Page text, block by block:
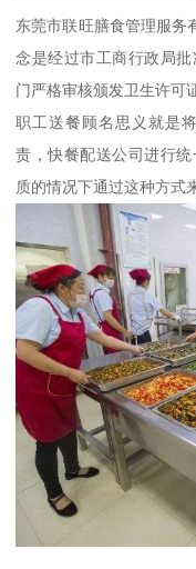
东莞市联旺膳食管理服务
念是经过市工商行政局
门严格审核颁发卫生许可
职工送餐顾名思义就是
责，快餐配送公司进行
质的情况下通过这种方式